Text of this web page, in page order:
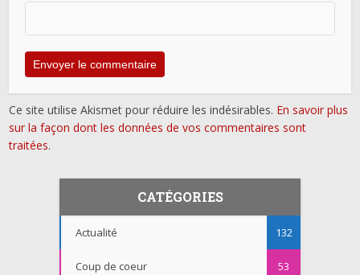
Ce site utilise Akismet pour réduire les indésirables. En savoir plus
sur la façon dont les données de vos commentaires sont
traitées.
CATÉGORIES
Actualité 132
Coup de coeur 53